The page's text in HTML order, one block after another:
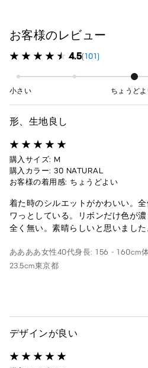
お客様のレビュー
4.5(101)
小さい ちょうど
形、生地良し
購入サイズ: M
購入カラー: 30 NATURAL
お客様の着用感: ちょうどよい
着た時のシルエットがかわいい。
ワっとしている。リボンだけ色が
全く無い。素晴らしいと思いました
ああああ女性40代身長: 156 - 160cm
23.5cm東京都
デザインが良い